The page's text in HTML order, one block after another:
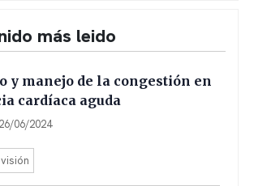
más leido
y manejo de la congestión en
cardíaca aguda
26/06/2024